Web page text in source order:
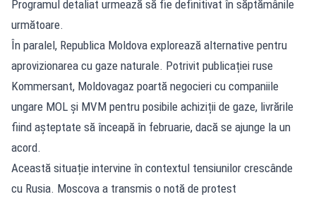
Programul detaliat urmează să fie definitivat în săptămânile
următoare.
În paralel, Republica Moldova explorează alternative pentru
aprovizionarea cu gaze naturale. Potrivit publicației ruse
Kommersant, Moldovagaz poartă negocieri cu companiile
ungare MOL și MVM pentru posibile achiziții de gaze, livrările
fiind așteptate să înceapă în februarie, dacă se ajunge la un
acord.
Această situație intervine în contextul tensiunilor crescânde
cu Rusia. Moscova a transmis o notă de protest